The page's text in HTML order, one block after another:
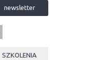
newsletter
SZKOLENIA